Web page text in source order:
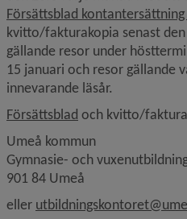
Försättsblad
kvitto/fakturakopia senast
gällande resor under
15 januari och resor gällande
innevarande läsår.
Försättsblad , 1007.6 kB,
och kvitto/
Umeå kommun
Gymnasie- och
901 84 Umeå
eller